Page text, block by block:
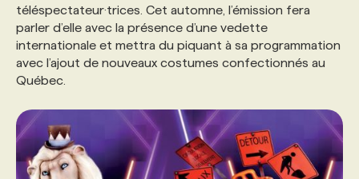
téléspectateur·trices. Cet automne, l’émission fera
parler d’elle avec la présence d’une vedette
internationale et mettra du piquant à sa programmation
avec l’ajout de nouveaux costumes confectionnés au
Québec.